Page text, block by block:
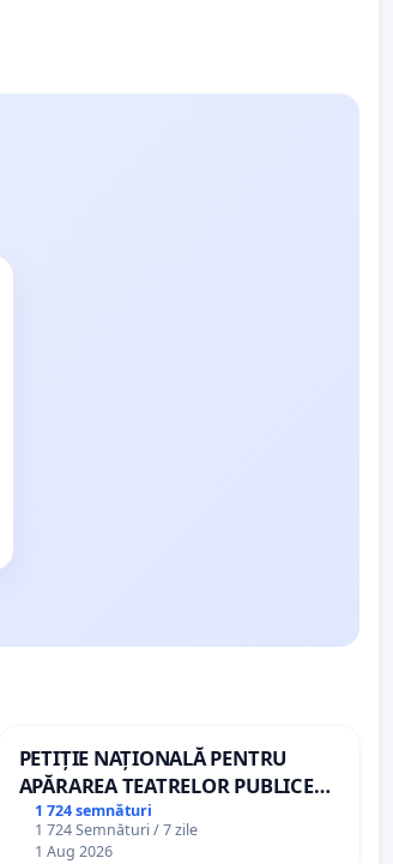
PETIȚIE NAȚIONALĂ PENTRU
APĂRAREA TEATRELOR PUBLICE
DE REPERTORIU DIN ROMÂNIA
1 724 semnături
1 724 Semnături / 7 zile
1 Aug 2026